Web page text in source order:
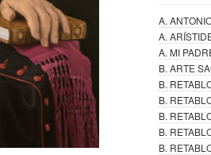
A.
A.
A. MI
B. ARTE
B.
B.
B.
B.
B.